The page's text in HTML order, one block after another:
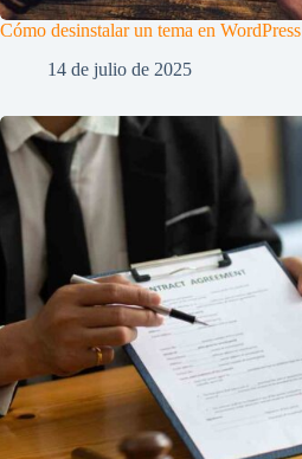
Cómo desinstalar un tema en WordPress
14 de julio de 2025